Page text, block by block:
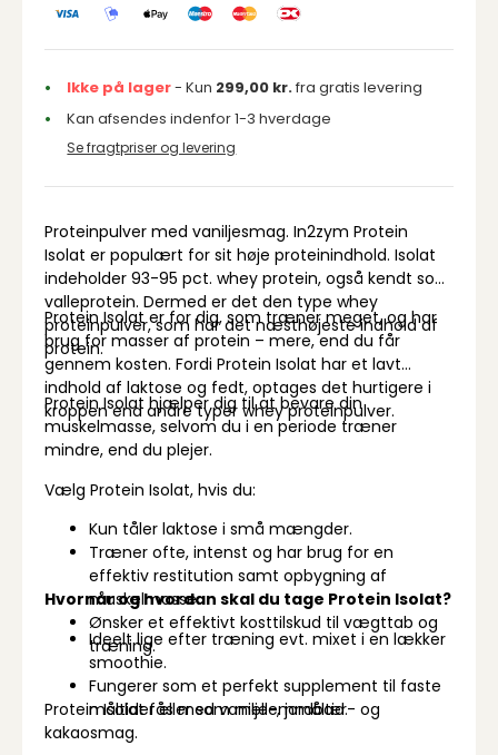
Ikke på lager- Kun 299,00 kr.fra gratis levering
Kan afsendes indenfor 1-3 hverdage
Se fragtpriser og levering
Proteinpulver med vaniljesmag. In2zym Protein
Isolat er populært for sit høje proteinindhold. Isolat
indeholder 93-95 pct. whey protein, også kendt som
valleprotein. Dermed er det den type whey
proteinpulver, som har det næsthøjeste indhold af
protein.
Protein Isolat er for dig, som træner meget, og har
brug for masser af protein – mere, end du får
gennem kosten. Fordi Protein Isolat har et lavt
indhold af laktose og fedt, optages det hurtigere i
kroppen end andre typer whey proteinpulver.
Protein Isolat hjælper dig til at bevare din
muskelmasse, selvom du i en periode træner
mindre, end du plejer.
Vælg Protein Isolat, hvis du:
Kun tåler laktose i små mængder.
Træner ofte, intenst og har brug for en
effektiv restitution samt opbygning af
muskelmasse.
Ønsker et effektivt kosttilskud til vægttab og
træning.
Hvornår og hvordan skal du tage Protein Isolat?
Ideelt lige efter træning evt. mixet i en lækker
smoothie.
Fungerer som et perfekt supplement til faste
måltider eller som mellemmåltid.
Protein Isolat fås med vanilje-, jordbær- og
kakaosmag.